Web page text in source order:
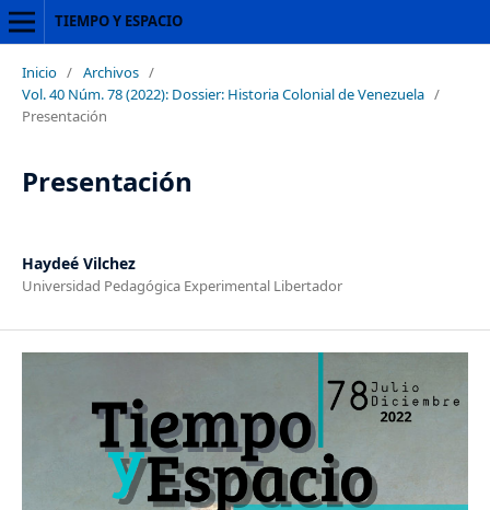
TIEMPO Y ESPACIO
Inicio / Archivos /
Vol. 40 Núm. 78 (2022): Dossier: Historia Colonial de Venezuela /
Presentación
Presentación
Haydeé Vilchez
Universidad Pedagógica Experimental Libertador